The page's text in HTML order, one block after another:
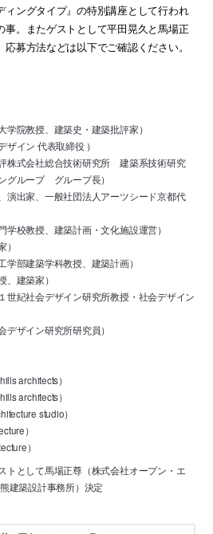
ングタイプ』の特別講座として行われ
事。またゲストとして平田晃久と馬場正
募方法などは以下でご確認ください。
学院教授、建築史・建築批評家）
イン 代表取締役 ）
株式会社総合技術研究所 建築系技術研究
ループ グループ長）
演出家、一般社団法人アーツシード京都代
学校教授、建築計画・文化施設運営）
）
学部建築学科教授、建築計画）
、建築家）
世紀社会デザイン研究所教授・社会デザイン
ザイン研究所研究員）
architects）
architects）
studio）
）
）
トとして馬場正尊（株式会社オープン・エ
建築設計事務所）決定